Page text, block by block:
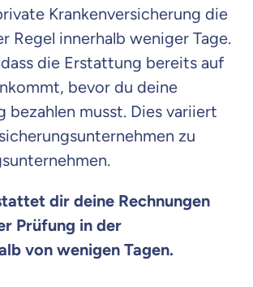
Krankenversicherung die
Regel innerhalb weniger Tage.
die Erstattung bereits auf
bevor du deine
bezahlen musst. Dies variiert
zu
dir deine Rechnungen
Prüfung in der
von wenigen Tagen.